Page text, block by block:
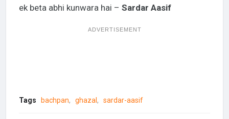
ek beta abhi kunwara hai – Sardar Aasif
ADVERTISEMENT
Tags bachpan ghazal sardar-aasif